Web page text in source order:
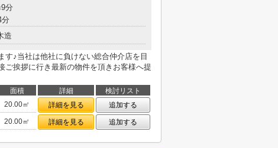
分
分
造
す♪当社は他社に負けない総合仲介店を目
ご挨拶に行き最新の物件を頂きお客様へ提
面積 詳細
検討リスト
20.00㎡ 詳細を見る
追加する
20.00㎡ 詳細を見る 追加する